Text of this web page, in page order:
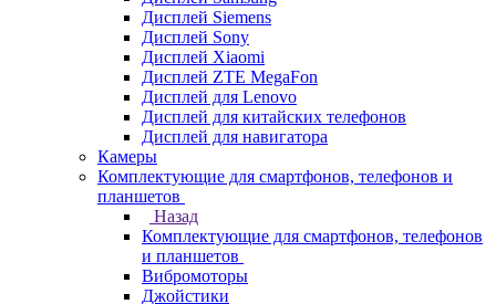
Дисплей Siemens
Дисплей Sony
Дисплей Xiaomi
Дисплей ZTE MegaFon
Дисплей для Lenovo
Дисплей для китайских телефонов
Дисплей для навигатора
Камеры
Комплектующие для смартфонов, телефонов и
планшетов
Назад
Комплектующие для смартфонов, телефонов
и планшетов
Вибромоторы
Джойстики